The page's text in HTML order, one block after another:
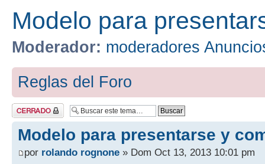
Modelo para
Moderador: moderadores
Reglas del Foro
Tema cerrado
Modelo para presentarse y
por rolando rognone » Dom Oct 13, 2013 10:01 pm